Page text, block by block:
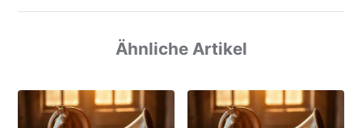
Ähnliche Artikel